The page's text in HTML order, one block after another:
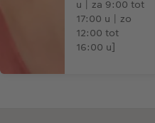
u | za 9:00 tot
17:00 u | zo
12:00 tot
16:00 u]